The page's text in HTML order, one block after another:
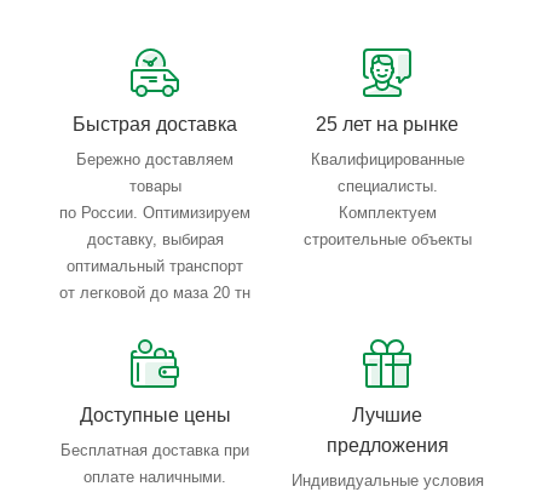
Тройной весовой контроль: въезд, погрузка, выезд
Быстрая доставка
Бережно доставляем
товары
по России. Оптимизируем
доставку, выбирая
оптимальный транспорт
от легковой до маза 20 тн
25 лет на рынке
Квалифицированные
специалисты.
Комплектуем
строительные объекты
Доступные цены
Бесплатная доставка при
оплате наличными.
Лучшие
предложения
Индивидуальные условия